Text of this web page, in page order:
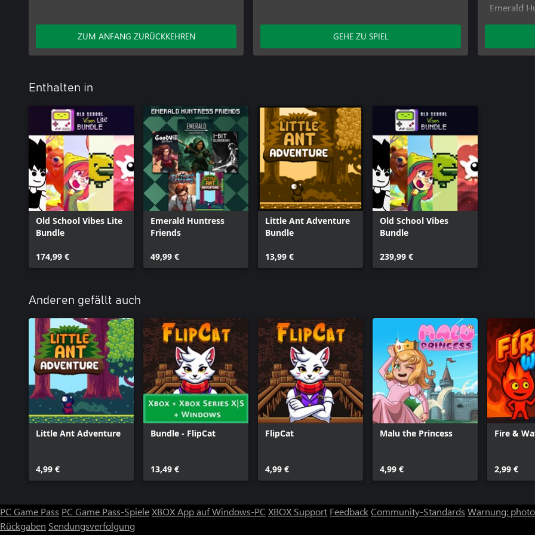
ZUM ANFANG ZURÜCKKEHREN GEHE ZU SPIEL
Emerald
Emerald
Factory
Enthalten in
Old School Vibes Lite
Bundle
174,99 €
Emerald Huntress
Friends
49,99 €
Little Ant Adventure
Bundle
13,99 €
Old School Vibes
Bundle
239,99 €
Anderen gefällt auch
Little Ant Adventure
4,99 €
Bundle - FlipCat
13,49 €
FlipCat
4,99 €
Malu the Princess
4,99 €
Fire &
2,99 €
PC Game Pass PC Game Pass-SpieleXBOX App auf Windows-PC XBOX Support FeedbackCommunity-Standards Warnung:
Rückgaben Sendungsverfolgung